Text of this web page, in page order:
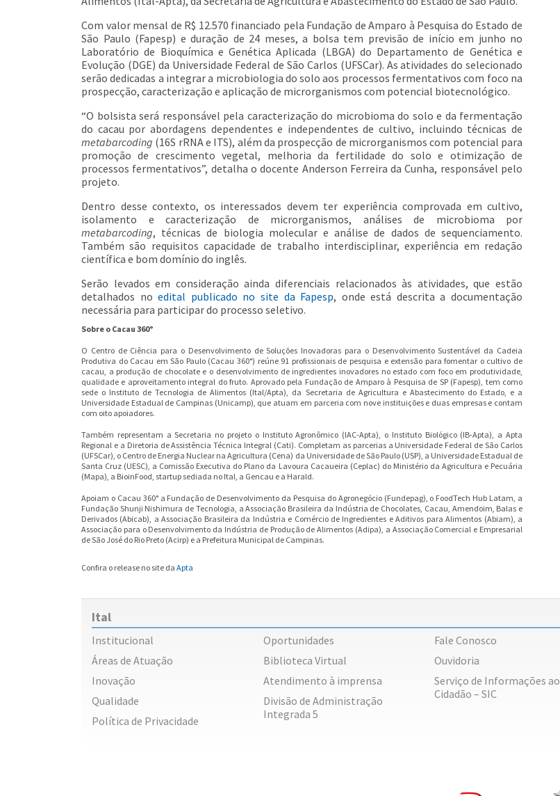
Com valor mensal de R$ 12.570 financiado pela Fundação de Amparo à Pesquisa do Estado de
São Paulo (Fapesp) e duração de 24 meses, a bolsa tem previsão de início em junho no
Laboratório de Bioquímica e Genética Aplicada (LBGA) do Departamento de Genética e
Evolução (DGE) da Universidade Federal de São Carlos (UFSCar). As atividades do selecionado
serão dedicadas a integrar a microbiologia do solo aos processos fermentativos com foco na
prospecção, caracterização e aplicação de microrganismos com potencial biotecnológico.
“O bolsista será responsável pela caracterização do microbioma do solo e da fermentação
do cacau por abordagens dependentes e independentes de cultivo, incluindo técnicas de
metabarcoding (16S rRNA e ITS), além da prospecção de microrganismos com potencial para
promoção de crescimento vegetal, melhoria da fertilidade do solo e otimização de
processos fermentativos”, detalha o docente Anderson Ferreira da Cunha, responsável pelo
projeto.
Dentro desse contexto, os interessados devem ter experiência comprovada em cultivo,
isolamento e caracterização de microrganismos, análises de microbioma por
metabarcoding, técnicas de biologia molecular e análise de dados de sequenciamento.
Também são requisitos capacidade de trabalho interdisciplinar, experiência em redação
científica e bom domínio do inglês.
Serão levados em consideração ainda diferenciais relacionados às atividades, que estão
detalhados noedital publicado no site da Fapesp, onde está descrita a documentação
necessária para participar do processo seletivo.
Sobre o Cacau 360°
O Centro de Ciência para o Desenvolvimento de Soluções Inovadoras para o Desenvolvimento Sustentável da Cadeia
Produtiva do Cacau em São Paulo (Cacau 360°) reúne 91 profissionais de pesquisa e extensão para fomentar o cultivo de
cacau, a produção de chocolate e o desenvolvimento de ingredientes inovadores no estado com foco em produtividade,
qualidade e aproveitamento integral do fruto. Aprovado pela Fundação de Amparo à Pesquisa de SP (Fapesp), tem como
sede o Instituto de Tecnologia de Alimentos (Ital/Apta), da Secretaria de Agricultura e Abastecimento do Estado, e a
Universidade Estadual de Campinas (Unicamp), que atuam em parceria com nove instituições e duas empresas e contam
com oito apoiadores.
Também representam a Secretaria no projeto o Instituto Agronômico (IAC-Apta), o Instituto Biológico (IB-Apta), a Apta
Regional e a Diretoria de Assistência Técnica Integral (Cati). Completam as parcerias a Universidade Federal de São Carlos
(UFSCar), o Centro de Energia Nuclear na Agricultura (Cena) da Universidade de São Paulo (USP), a Universidade Estadual de
Santa Cruz (UESC), a Comissão Executiva do Plano da Lavoura Cacaueira (Ceplac) do Ministério da Agricultura e Pecuária
(Mapa), a BioinFood, startup sediada no Ital, a Gencau e a Harald.
Apoiam o Cacau 360° a Fundação de Desenvolvimento da Pesquisa do Agronegócio (Fundepag), o FoodTech Hub Latam, a
Fundação Shunji Nishimura de Tecnologia, a Associação Brasileira da Indústria de Chocolates, Cacau, Amendoim, Balas e
Derivados (Abicab), a Associação Brasileira da Indústria e Comércio de Ingredientes e Aditivos para Alimentos (Abiam), a
Associação para o Desenvolvimento da Indústria de Produção de Alimentos (Adipa), a Associação Comercial e Empresarial
de São José do Rio Preto (Acirp) e a Prefeitura Municipal de Campinas.
Confira o release no site da Apta
Ital
Institucional
Áreas de Atuação
Inovação
Qualidade
Política de Privacidade
Oportunidades
Biblioteca Virtual
Atendimento à imprensa
Divisão de Administração
Integrada 5
Fale Conosco
Ouvidoria
Serviço de Informações ao
Cidadão – SIC